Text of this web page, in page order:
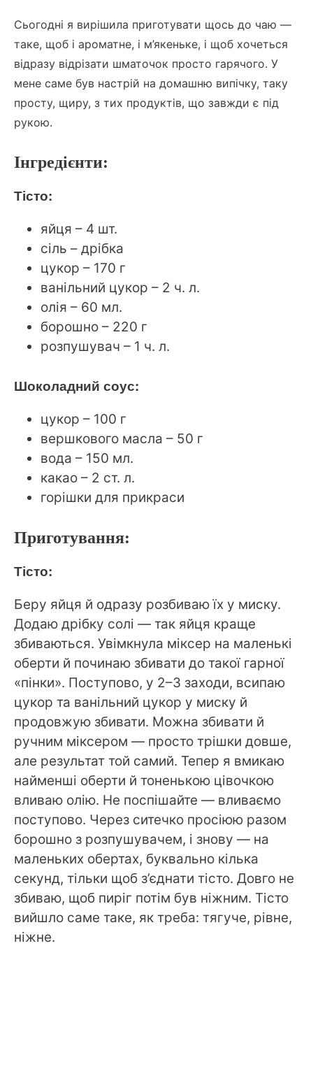
Сьогодні я вирішила приготувати щось до чаю —
таке, щоб і ароматне, і м’якеньке, і щоб хочеться
відразу відрізати шматочок просто гарячого. У
мене саме був настрій на домашню випічку, таку
просту, щиру, з тих продуктів, що завжди є під
рукою.
Інгредієнти:
Тісто:
яйця – 4 шт.
сіль – дрібка
цукор – 170 г
ванільний цукор – 2 ч. л.
олія – 60 мл.
борошно – 220 г
розпушувач – 1 ч. л.
Шоколадний соус:
цукор – 100 г
вершкового масла – 50 г
вода – 150 мл.
какао – 2 ст. л.
горішки для прикраси
Приготування:
Тісто:
Беру яйця й одразу розбиваю їх у миску.
Додаю дрібку солі — так яйця краще
збиваються. Увімкнула міксер на маленькі
оберти й починаю збивати до такої гарної
«пінки». Поступово, у 2–3 заходи, всипаю
цукор та ванільний цукор у миску й
продовжую збивати. Можна збивати й
ручним міксером — просто трішки довше,
але результат той самий. Тепер я вмикаю
найменші оберти й тоненькою цівочкою
вливаю олію. Не поспішайте — вливаємо
поступово. Через ситечко просіюю разом
борошно з розпушувачем, і знову — на
маленьких обертах, буквально кілька
секунд, тільки щоб з’єднати тісто. Довго не
збиваю, щоб пиріг потім був ніжним. Тісто
вийшло саме таке, як треба: тягуче, рівне,
ніжне.